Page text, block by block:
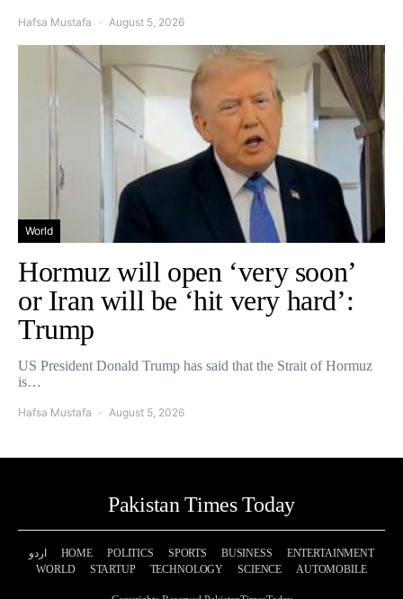
Hafsa Mustafa August 5, 2026
World
Hormuz will open ‘very soon’
or Iran will be ‘hit very hard’:
Trump
US President Donald Trump has said that the Strait of Hormuz
is…
Hafsa Mustafa August 5, 2026
Pakistan Times Today
اردو HOME POLITICS SPORTS BUSINESS
ENTERTAINMENT
WORLD
STARTUP TECHNOLOGY SCIENCE AUTOMOBILE